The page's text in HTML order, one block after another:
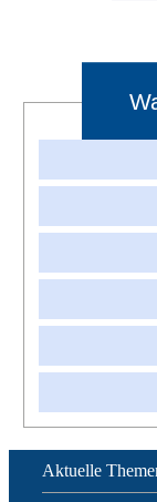
Aktuelle